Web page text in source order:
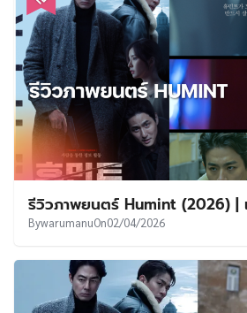
รีวิวภาพยนตร์ Humint (2026) |
BywarumanuOn02/04/2026